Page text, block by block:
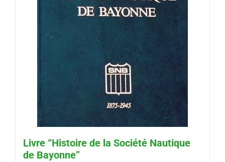
Livre “Histoire de la Société Nautique
de Bayonne”